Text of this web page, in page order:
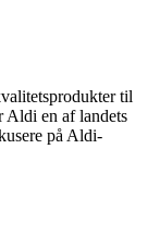
til
Aldi en af landets
på Aldi-